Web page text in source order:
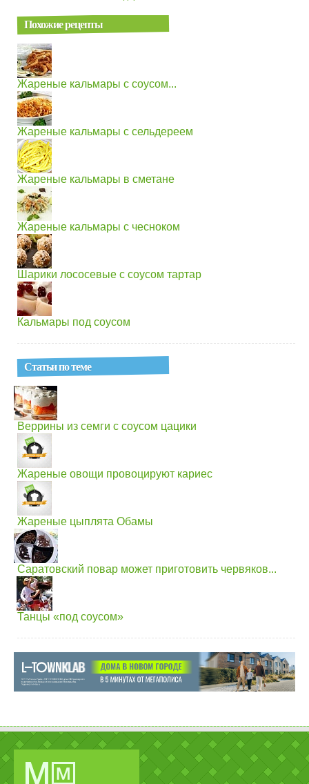
Похожие рецепты
Жареные кальмары с соусом...
Жареные кальмары с сельдереем
Жареные кальмары в сметане
Жареные кальмары с чесноком
Шарики лососевые с соусом тартар
Кальмары под соусом
Статьи по теме
Веррины из семги с соусом цацики
Жареные овощи провоцируют кариес
Жареные цыплята Обамы
Саратовский повар может приготовить червяков...
Танцы «под соусом»